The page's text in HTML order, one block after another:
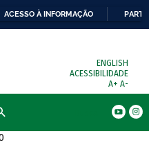
ACESSO À INFORMAÇÃO
ENGLISH
ACESSIBILIDADE
A+ A-